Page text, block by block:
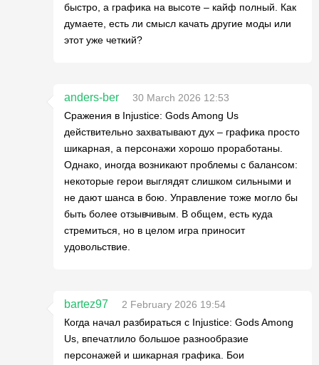
быстро, а графика на высоте – кайф полный. Как
думаете, есть ли смысл качать другие моды или
этот уже четкий?
anders-ber
30 March 2026 12:53
Сражения в Injustice: Gods Among Us
действительно захватывают дух – графика просто
шикарная, а персонажи хорошо проработаны.
Однако, иногда возникают проблемы с балансом:
некоторые герои выглядят слишком сильными и
не дают шанса в бою. Управление тоже могло бы
быть более отзывчивым. В общем, есть куда
стремиться, но в целом игра приносит
удовольствие.
bartez97
2 February 2026 19:54
Когда начал разбираться с Injustice: Gods Among
Us, впечатлило большое разнообразие
персонажей и шикарная графика. Бои